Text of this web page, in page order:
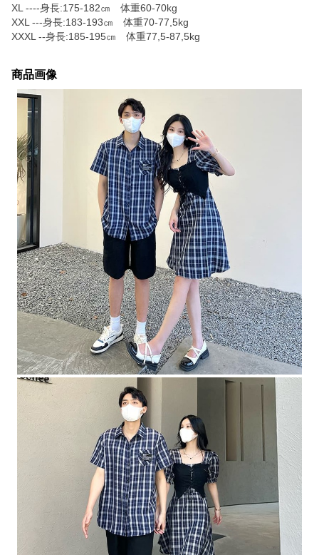
XL ----身長:175-182㎝ 体重60-70kg
XXL ---身長:183-193㎝ 体重70-77,5kg
XXXL --身長:185-195㎝ 体重77,5‐87,5kg
商品画像